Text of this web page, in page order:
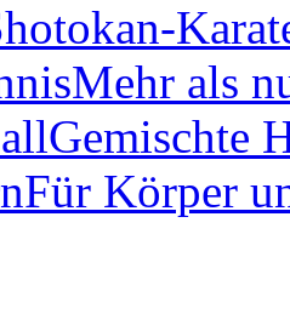
Mehr als
Gemischte
Für Körper